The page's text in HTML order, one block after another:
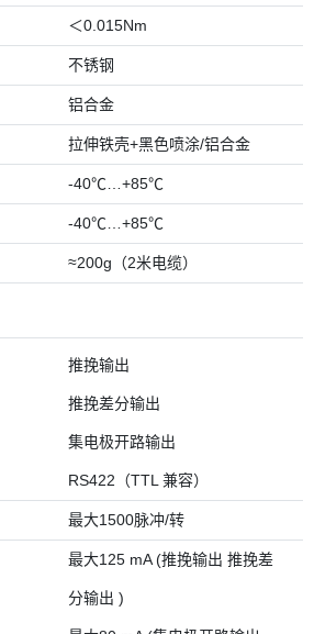
＜0.015Nm
不锈钢
铝合金
拉伸铁壳+黑色喷涂/铝合金
-40℃…+85℃
-40℃…+85℃
≈200g（2米电缆）
推挽输出
推挽差分输出
集电极开路输出
RS422（TTL 兼容）
最大1500脉冲/转
最大125 mA (推挽输出 推挽差
分输出 )